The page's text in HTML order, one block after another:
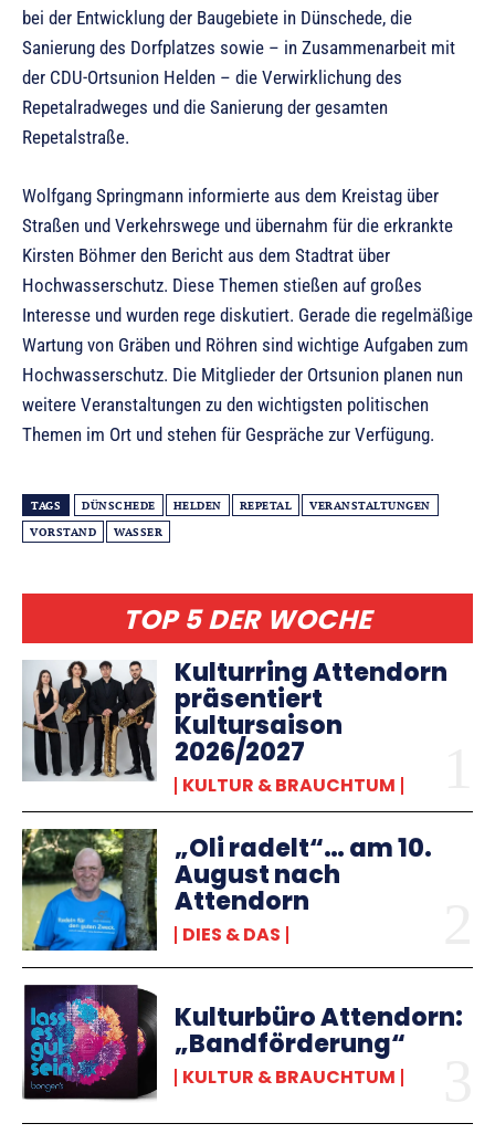
TOP 5 DER WOCHE
Kulturring Attendorn
präsentiert
Kultursaison
2026/2027
KULTUR & BRAUCHTUM
„Oli radelt“… am 10.
August nach
Attendorn
DIES & DAS
Kulturbüro Attendorn:
„Bandförderung“
KULTUR & BRAUCHTUM
bei der Entwicklung der Baugebiete in Dünschede, die
Sanierung des Dorfplatzes sowie – in Zusammenarbeit mit
der CDU-Ortsunion Helden – die Verwirklichung des
Repetalradweges und die Sanierung der gesamten
Repetalstraße.
Wolfgang Springmann informierte aus dem Kreistag über
Straßen und Verkehrswege und übernahm für die erkrankte
Kirsten Böhmer den Bericht aus dem Stadtrat über
Hochwasserschutz. Diese Themen stießen auf großes
Interesse und wurden rege diskutiert. Gerade die regelmäßige
Wartung von Gräben und Röhren sind wichtige Aufgaben zum
Hochwasserschutz. Die Mitglieder der Ortsunion planen nun
weitere Veranstaltungen zu den wichtigsten politischen
Themen im Ort und stehen für Gespräche zur Verfügung.
TAGS DÜNSCHEDE HELDEN REPETAL
VERANSTALTUNGEN
VORSTAND
WASSER